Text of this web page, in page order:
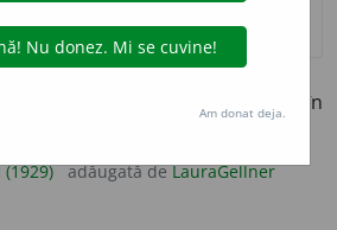
binevoitoare pentru alții (în
adăugată deLauraGellner
Am donat deja.